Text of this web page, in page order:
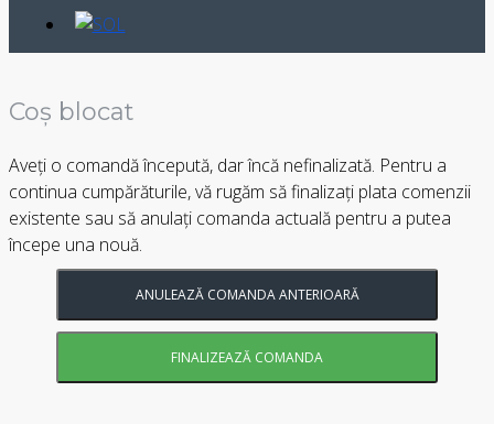
Coș blocat
Aveți o comandă începută, dar încă nefinalizată. Pentru a
continua cumpărăturile, vă rugăm să finalizați plata comenzii
existente sau să anulați comanda actuală pentru a putea
începe una nouă.
ANULEAZĂ COMANDA ANTERIOARĂ
FINALIZEAZĂ COMANDA